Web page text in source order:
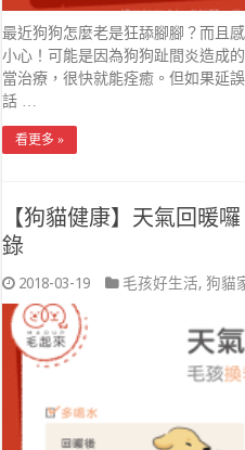
最近狗狗怎麼老是狂舔腳腳？而且
小心！可能是因為狗狗趾間炎造成
當治療，很快就能痊癒。但如果延
話 …
看更多 »
【狗貓健康】天氣回暖
錄
2018-03-19 毛孩好生活,狗貓